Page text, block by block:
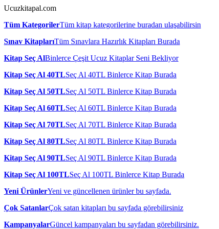
Ucuzkitapal.com
Tüm KategorilerTüm kitap kategorilerine buradan ulaşabilirsin
Sınav KitaplarıTüm Sınavlara Hazırlık Kitapları Burada
Kitap Seç AlBinlerce Çeşit Ucuz Kitaplar Seni Bekliyor
Kitap Seç Al 40TLSeç Al 40TL Binlerce Kitap Burada
Kitap Seç Al 50TLSeç Al 50TL Binlerce Kitap Burada
Kitap Seç Al 60TLSeç Al 60TL Binlerce Kitap Burada
Kitap Seç Al 70TLSeç Al 70TL Binlerce Kitap Burada
Kitap Seç Al 80TLSeç Al 80TL Binlerce Kitap Burada
Kitap Seç Al 90TLSeç Al 90TL Binlerce Kitap Burada
Kitap Seç Al 100TLSeç Al 100TL Binlerce Kitap Burada
Yeni ÜrünlerYeni ve güncellenen ürünler bu sayfada.
Çok SatanlarÇok satan kitapları bu sayfada görebilirsiniz
KampanyalarGüncel kampanyaları bu sayfadan görebilirsiniz.